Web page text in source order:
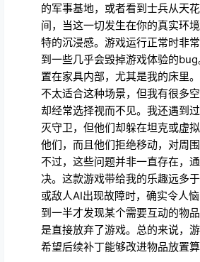
的军事基地，或者看到士兵从天
间，当这一切发生在你的真实环
特的沉浸感。游戏运行正常时非
到一些几乎会毁掉游戏体验的
置在家具内部，尤其是我的床里
不太适合这种场景，但我有很多
却经常选择视而不见。我还遇到
灭守卫，但他们却躲在坦克或虚
他们，而且他们拒绝移动，对周
不过，这些问题并非一直存在，
决。这款游戏带给我的乐趣远多
或敌人AI出现故障时，确实令人
到一半才发现某个需要互动的物
是直接放弃了游戏。总的来说，
希望后续补丁能够改进物品放置算